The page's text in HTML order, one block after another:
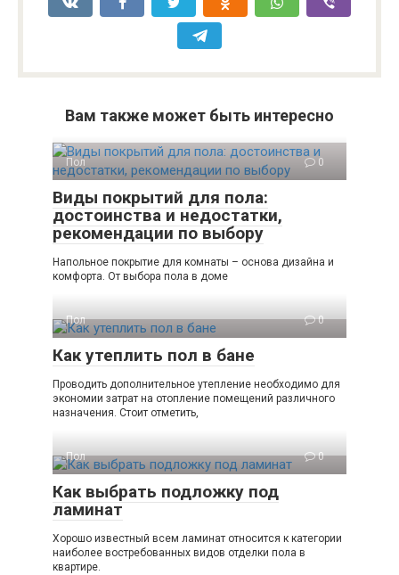
Вам также может быть интересно
Пол 0
Виды покрытий для пола:
достоинства и недостатки,
рекомендации по выбору
Напольное покрытие для комнаты – основа дизайна и
комфорта. От выбора пола в доме
Пол 0
Как утеплить пол в бане
Проводить дополнительное утепление необходимо для
экономии затрат на отопление помещений различного
назначения. Стоит отметить,
Пол 0
Как выбрать подложку под
ламинат
Хорошо известный всем ламинат относится к категории
наиболее востребованных видов отделки пола в
квартире.